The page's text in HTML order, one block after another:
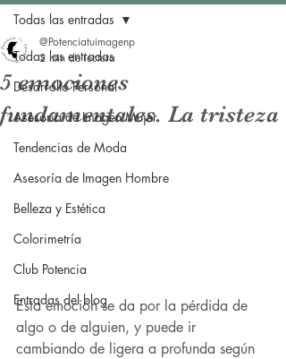
Todas las entradas
Desarrollo Personal
Asesoría de Imagen Mujer
Tendencias de Moda
Asesoría de Imagen Hombre
Belleza y Estética
Colorimetría
Club Potencia
Entradas del blog
Todas las entradas
5 emociones
fundamentales. La tristeza
@Potenciatuimagenp
2 min de lectura
Esta emoción se da por la pérdida de
algo o de alguien, y puede ir
cambiando de ligera a profunda según